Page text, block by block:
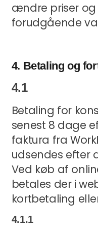
ændre priser og
forudgående
4. Betaling og
4.1
Betaling for
senest 8 dage
faktura fra
udsendes efter
Ved køb af
betales der i
kortbetaling
4.1.1